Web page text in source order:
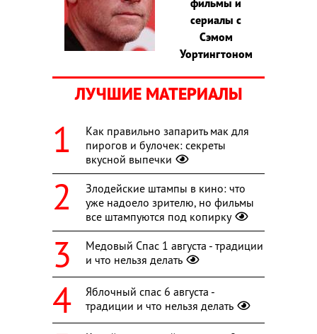
сериалы с
Сэмом
Уортингтоном
ЛУЧШИЕ МАТЕРИАЛЫ
Как правильно запарить мак для
пирогов и булочек: секреты
вкусной выпечки
Злодейские штампы в кино: что
уже надоело зрителю, но фильмы
все штампуются под копирку
Медовый Спас 1 августа - традиции
и что нельзя делать
Яблочный спас 6 августа -
традиции и что нельзя делать